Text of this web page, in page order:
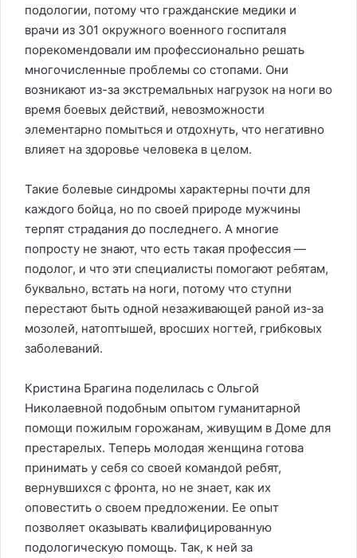
подологии, потому что гражданские медики и
врачи из 301 окружного военного госпиталя
порекомендовали им профессионально решать
многочисленные проблемы со стопами. Они
возникают из-за экстремальных нагрузок на ноги во
время боевых действий, невозможности
элементарно помыться и отдохнуть, что негативно
влияет на здоровье человека в целом.
Такие болевые синдромы характерны почти для
каждого бойца, но по своей природе мужчины
терпят страдания до последнего. А многие
попросту не знают, что есть такая профессия —
подолог, и что эти специалисты помогают ребятам,
буквально, встать на ноги, потому что ступни
перестают быть одной незаживающей раной из-за
мозолей, натоптышей, вросших ногтей, грибковых
заболеваний.
Кристина Брагина поделилась с Ольгой
Николаевной подобным опытом гуманитарной
помощи пожилым горожанам, живущим в Доме для
престарелых. Теперь молодая женщина готова
принимать у себя со своей командой ребят,
вернувшихся с фронта, но не знает, как их
оповестить о своем предложении. Ее опыт
позволяет оказывать квалифицированную
подологическую помощь. Так, к ней за